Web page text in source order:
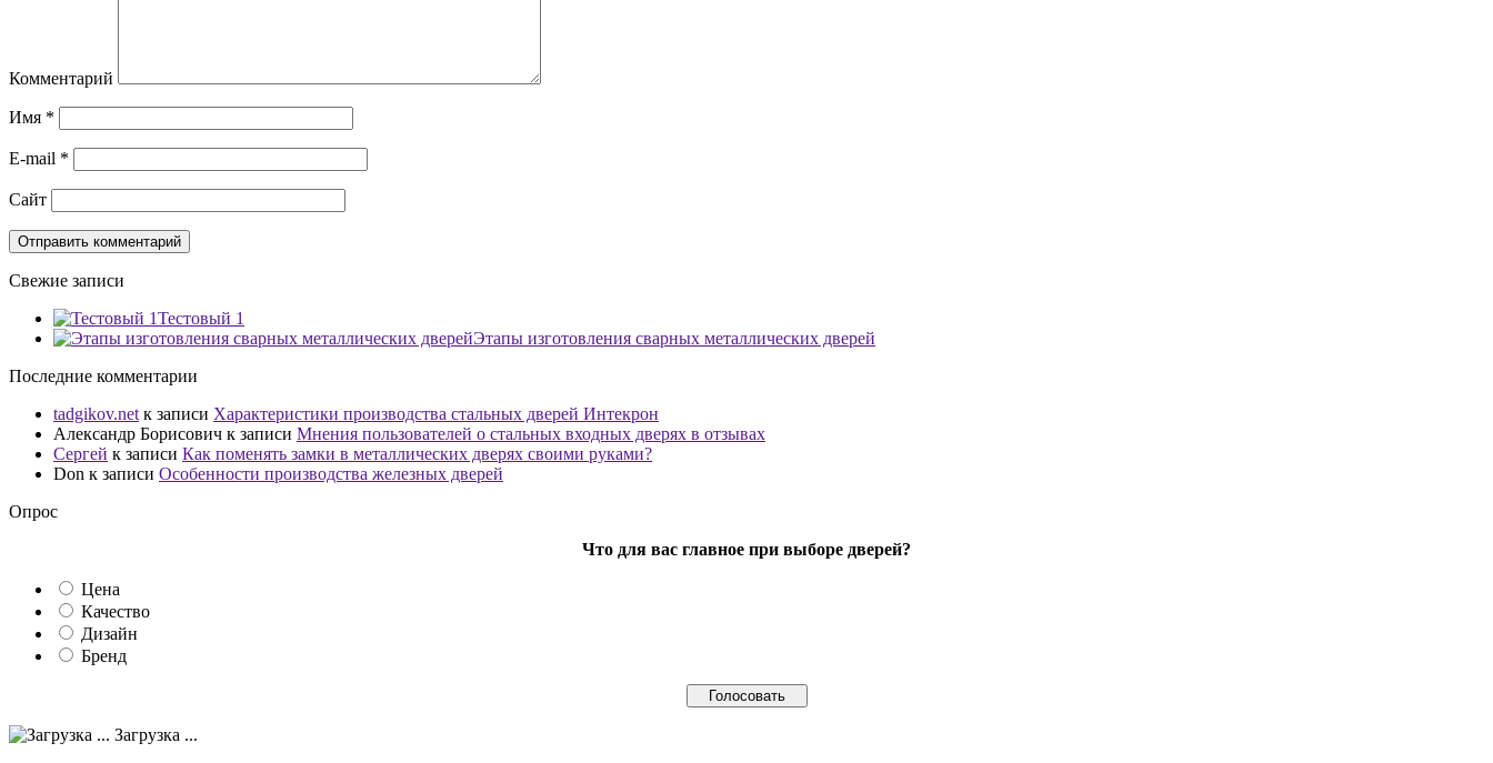
Комментарий
Имя *
E-mail *
Сайт
Свежие записи
Тестовый 1
Этапы изготовления сварных металлических дверей
Последние комментарии
tadgikov.net к записи Характеристики производства стальных дверей Интекрон
Александр Борисович к записи Мнения пользователей о стальных входных дверях в отзывах
Сергей к записи Как поменять замки в металлических дверях своими руками?
Don к записи Особенности производства железных дверей
Опрос
Что для вас главное при выборе дверей?
Цена
Качество
Дизайн
Бренд
Загрузка ...